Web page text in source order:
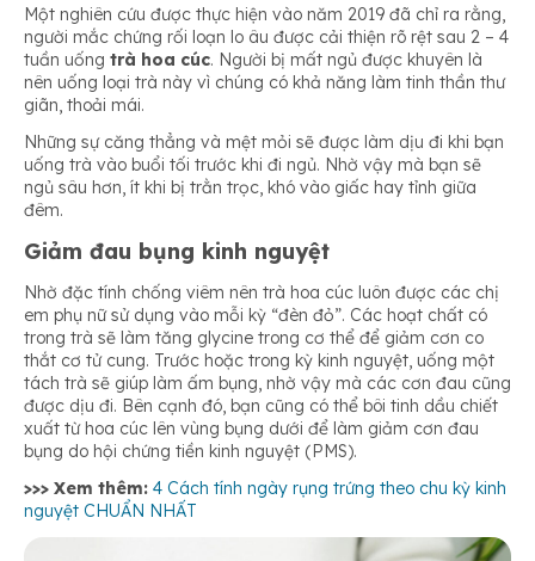
Một nghiên cứu được thực hiện vào năm 2019 đã chỉ ra rằng,
người mắc chứng rối loạn lo âu được cải thiện rõ rệt sau 2 – 4
tuần uống trà hoa cúc. Người bị mất ngủ được khuyên là
nên uống loại trà này vì chúng có khả năng làm tinh thần thư
giãn, thoải mái.
Những sự căng thẳng và mệt mỏi sẽ được làm dịu đi khi bạn
uống trà vào buổi tối trước khi đi ngủ. Nhờ vậy mà bạn sẽ
ngủ sâu hơn, ít khi bị trằn trọc, khó vào giấc hay tỉnh giữa
đêm.
Giảm đau bụng kinh nguyệt
Nhờ đặc tính chống viêm nên trà hoa cúc luôn được các chị
em phụ nữ sử dụng vào mỗi kỳ “đèn đỏ”. Các hoạt chất có
trong trà sẽ làm tăng glycine trong cơ thể để giảm cơn co
thắt cơ tử cung. Trước hoặc trong kỳ kinh nguyệt, uống một
tách trà sẽ giúp làm ấm bụng, nhờ vậy mà các cơn đau cũng
được dịu đi. Bên cạnh đó, bạn cũng có thể bôi tinh dầu chiết
xuất từ hoa cúc lên vùng bụng dưới để làm giảm cơn đau
bụng do hội chứng tiền kinh nguyệt (PMS).
>>> Xem thêm: 4 Cách tính ngày rụng trứng theo chu kỳ kinh
nguyệt CHUẨN NHẤT